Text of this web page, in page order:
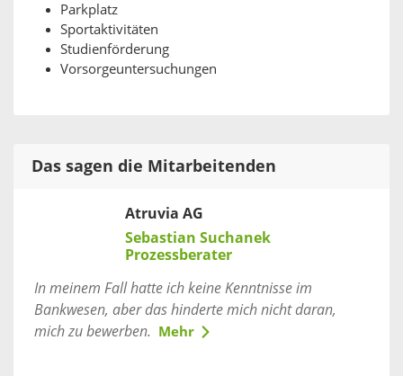
Parkplatz
Sportaktivitäten
Studienförderung
Vorsorgeuntersuchungen
Das sagen die Mitarbeitenden
Atruvia AG
Sebastian Suchanek
Prozessberater
In meinem Fall hatte ich keine Kenntnisse im
Bankwesen, aber das hinderte mich nicht daran,
mich zu bewerben. Mehr